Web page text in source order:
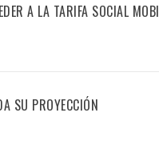
A LA TARIFA SOCIAL MOBI
SU PROYECCIÓN